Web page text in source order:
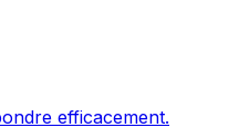
efficacement.